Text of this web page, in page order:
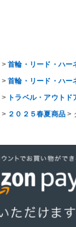
首輪・リード・ハー
首輪・リード・ハー
トラベル・アウトド
２０２５春夏商品